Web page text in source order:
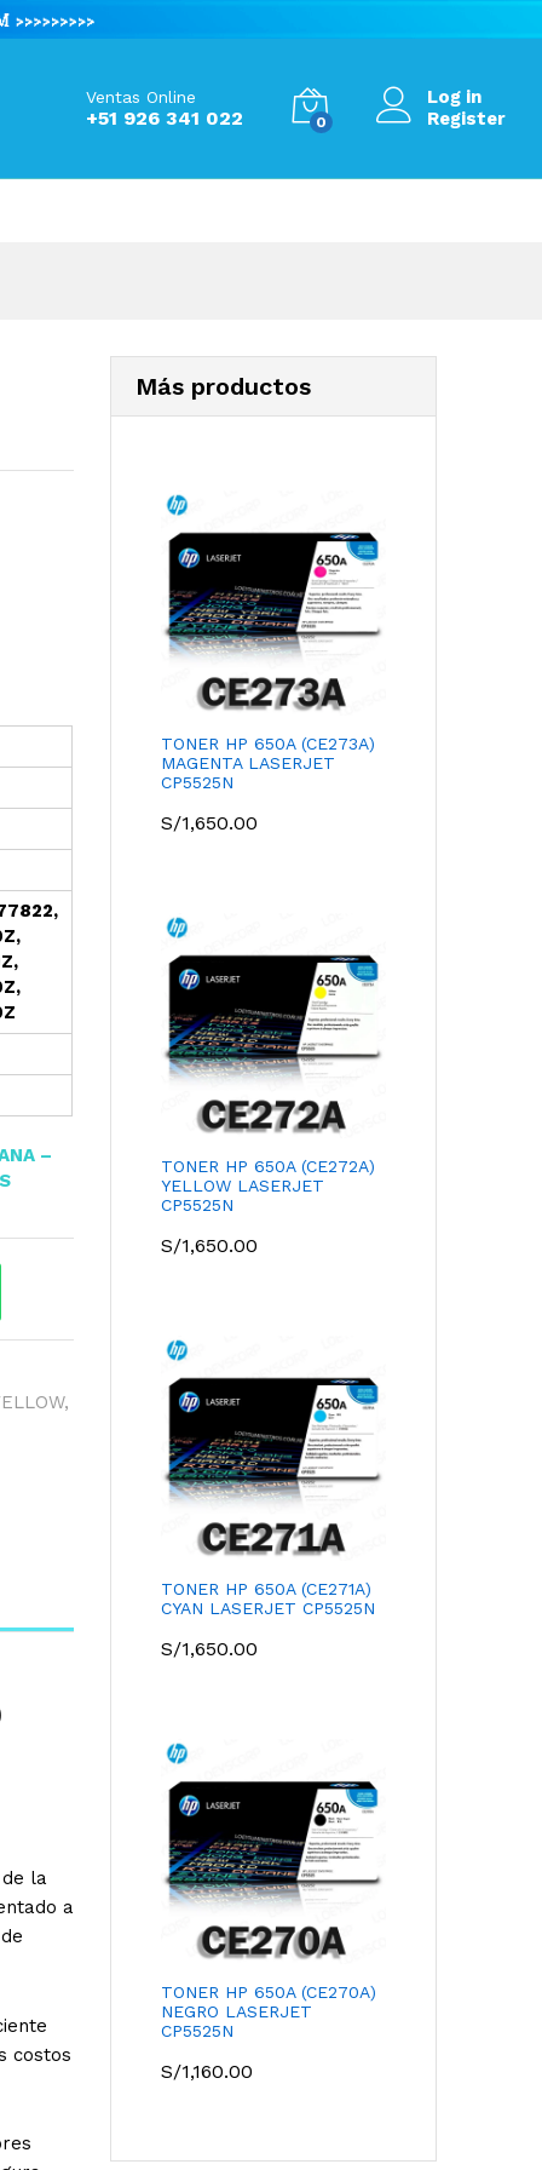
Ventas Online
+51 926 341 022 0
Log in
Register
–
,
la
a
costos
Más productos
TONER HP 650A (CE273A)
MAGENTA LASERJET
CP5525N
S/1,650.00
TONER HP 650A (CE272A)
YELLOW LASERJET
CP5525N
S/1,650.00
TONER HP 650A (CE271A)
CYAN LASERJET CP5525N
S/1,650.00
TONER HP 650A (CE270A)
NEGRO LASERJET
CP5525N
S/1,160.00